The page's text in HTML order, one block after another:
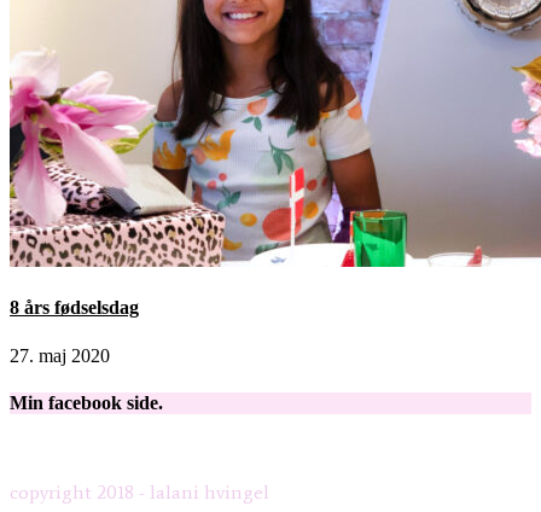
8 års fødselsdag
27. maj 2020
Min facebook side.
copyright 2018 - lalani hvingel